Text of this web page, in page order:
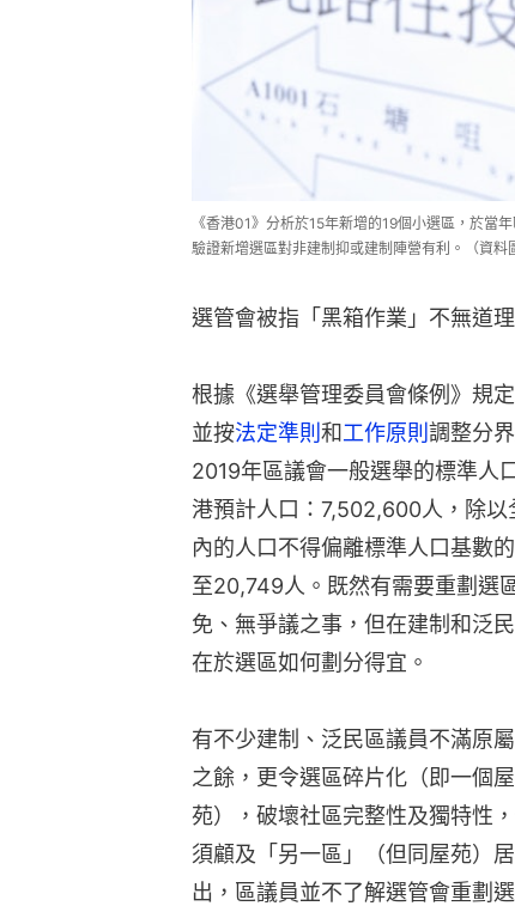
《香港01》分析於15年新增的19個小選區，於當
驗證新增選區對非建制抑或建制陣營有利。（資料
選管會被指「黑箱作業」不無道
根據《選舉管理委員會條例》規定
並按法定準則 和工作原則 調整分
2019年區議會一般選舉的標準人
港預計人口：7,502,600人，除
內的人口不得偏離標準人口基數
至20,749人。既然有需要重劃選
免、無爭議之事，但在建制和泛
在於選區如何劃分得宜。
有不少建制、泛民區議員不滿原
之餘，更令選區碎片化（即一個
苑），破壞社區完整性及獨特性
須顧及「另一區」（但同屋苑）
出，區議員並不了解選管會重劃